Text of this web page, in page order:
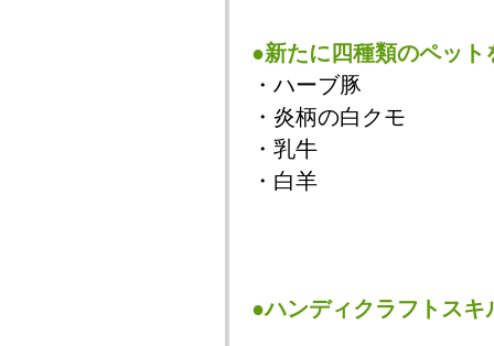
●新たに四種類のペット
・ハーブ豚
・炎柄の白クモ
・乳牛
・白羊
●ハンディクラフトスキ